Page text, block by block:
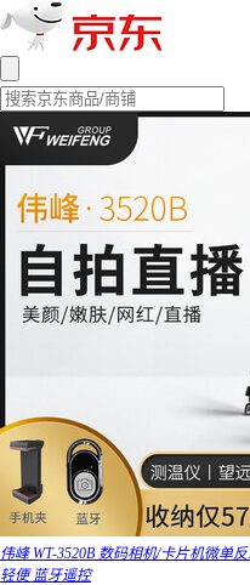
伟峰 WT-3520B 数码相机/卡片机微单
轻便 蓝牙遥控